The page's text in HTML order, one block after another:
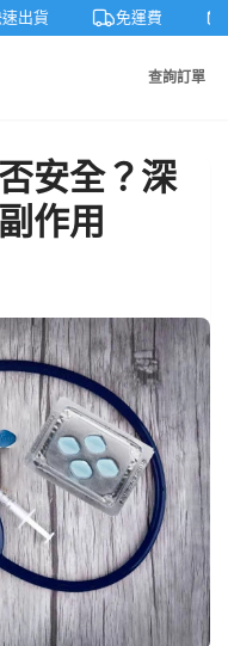
出貨 免運費
查詢訂單
安全？深
作用